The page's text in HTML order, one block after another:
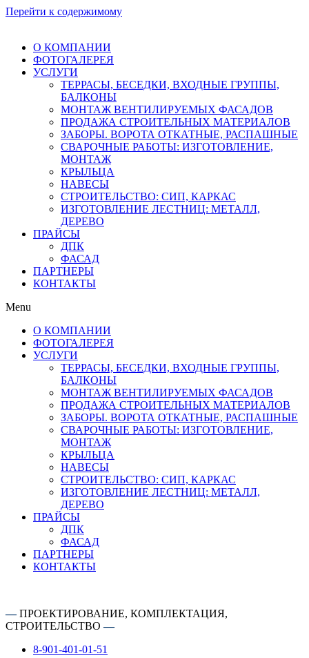
Перейти к содержимому
О КОМПАНИИ
ФОТОГАЛЕРЕЯ
УСЛУГИ
ТЕРРАСЫ, БЕСЕДКИ, ВХОДНЫЕ ГРУППЫ,
БАЛКОНЫ
МОНТАЖ ВЕНТИЛИРУЕМЫХ ФАСАДОВ
ПРОДАЖА СТРОИТЕЛЬНЫХ МАТЕРИАЛОВ
ЗАБОРЫ. ВОРОТА ОТКАТНЫЕ, РАСПАШНЫЕ
СВАРОЧНЫЕ РАБОТЫ: ИЗГОТОВЛЕНИЕ,
МОНТАЖ
КРЫЛЬЦА
НАВЕСЫ
СТРОИТЕЛЬСТВО: СИП, КАРКАС
ИЗГОТОВЛЕНИЕ ЛЕСТНИЦ: МЕТАЛЛ,
ДЕРЕВО
ПРАЙСЫ
ДПК
ФАСАД
ПАРТНЕРЫ
КОНТАКТЫ
Menu
О КОМПАНИИ
ФОТОГАЛЕРЕЯ
УСЛУГИ
ТЕРРАСЫ, БЕСЕДКИ, ВХОДНЫЕ ГРУППЫ,
БАЛКОНЫ
МОНТАЖ ВЕНТИЛИРУЕМЫХ ФАСАДОВ
ПРОДАЖА СТРОИТЕЛЬНЫХ МАТЕРИАЛОВ
ЗАБОРЫ. ВОРОТА ОТКАТНЫЕ, РАСПАШНЫЕ
СВАРОЧНЫЕ РАБОТЫ: ИЗГОТОВЛЕНИЕ,
МОНТАЖ
КРЫЛЬЦА
НАВЕСЫ
СТРОИТЕЛЬСТВО: СИП, КАРКАС
ИЗГОТОВЛЕНИЕ ЛЕСТНИЦ: МЕТАЛЛ,
ДЕРЕВО
ПРАЙСЫ
ДПК
ФАСАД
ПАРТНЕРЫ
КОНТАКТЫ
—ПРОЕКТИРОВАНИЕ, КОМПЛЕКТАЦИЯ,
СТРОИТЕЛЬСТВО—
8-901-401-01-51